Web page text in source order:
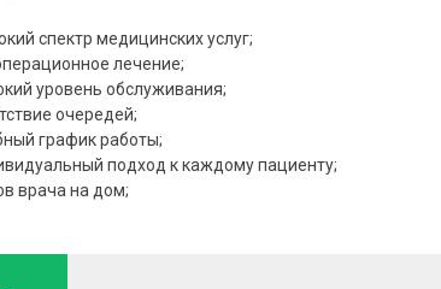
спектр медицинских услуг;
лечение;
уровень обслуживания;
очередей;
график работы;
подход к каждому пациенту;
врача на дом;